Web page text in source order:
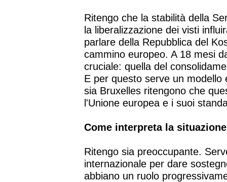
Ritengo che la stabilità della
la liberalizzazione dei visti
parlare della Repubblica del
cammino europeo. A 18 mesi
cruciale: quella del
E per questo serve un
sia Bruxelles ritengono che
l'Unione europea e i suoi
Come interpreta la
Ritengo sia preoccupante.
internazionale per dare
abbiano un ruolo